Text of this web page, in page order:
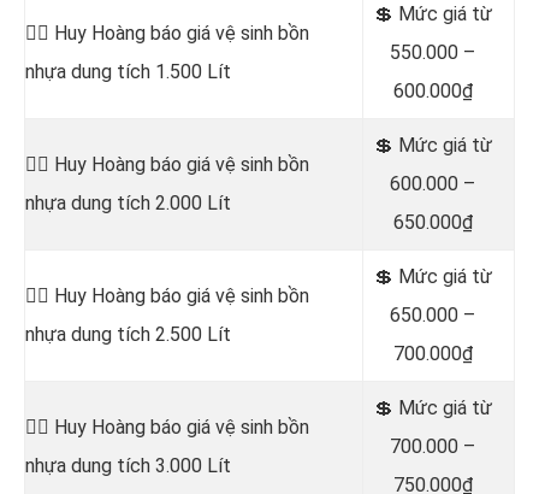
👷‍♂️ Huy Hoàng báo giá vệ sinh bồn
nhựa dung tích 1.500 Lít
💲 Mức giá từ
550.000 –
600.000₫
👷‍♂️ Huy Hoàng báo giá vệ sinh bồn
nhựa dung tích 2.000 Lít
💲 Mức giá từ
600.000 –
650.000₫
👷‍♂️ Huy Hoàng báo giá vệ sinh bồn
nhựa dung tích 2.500 Lít
💲 Mức giá từ
650.000 –
700.000₫
👷‍♂️ Huy Hoàng báo giá vệ sinh bồn
nhựa dung tích 3.000 Lít
💲 Mức giá từ
700.000 –
750.000₫